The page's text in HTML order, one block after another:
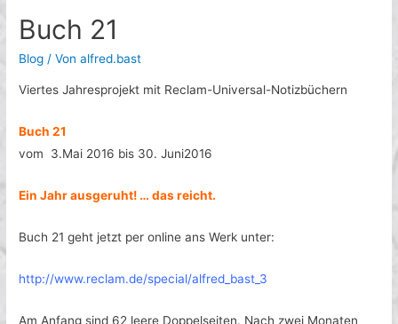
Buch 21
Blog / Vonalfred.bast
Viertes Jahresprojekt mit Reclam-Universal-Notizbüchern
Buch 21
vom 3.Mai 2016 bis 30. Juni2016
Ein Jahr ausgeruht! … das reicht.
Buch 21 geht jetzt per online ans Werk unter:
http://www.reclam.de/special/alfred_bast_3
Am Anfang sind 62 leere Doppelseiten. Nach zwei Monaten